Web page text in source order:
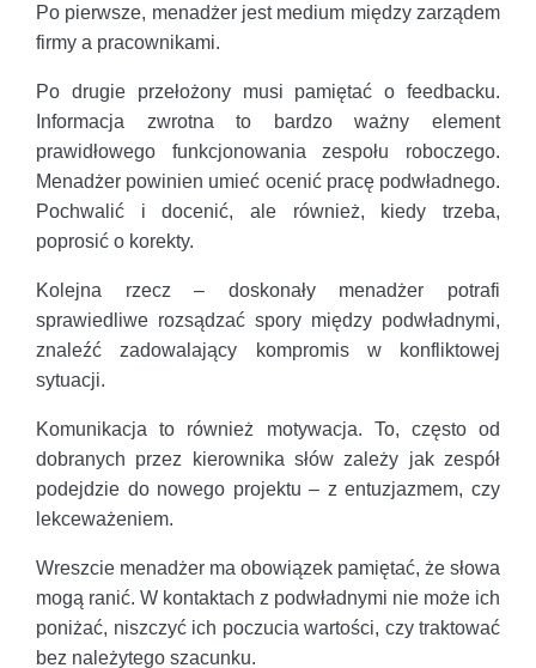
Po pierwsze, menadżer jest medium między zarządem
firmy a pracownikami.
Po drugie przełożony musi pamiętać o feedbacku.
Informacja zwrotna to bardzo ważny element
prawidłowego funkcjonowania zespołu roboczego.
Menadżer powinien umieć ocenić pracę podwładnego.
Pochwalić i docenić, ale również, kiedy trzeba,
poprosić o korekty.
Kolejna rzecz – doskonały menadżer potrafi
sprawiedliwe rozsądzać spory między podwładnymi,
znaleźć zadowalający kompromis w konfliktowej
sytuacji.
Komunikacja to również motywacja. To, często od
dobranych przez kierownika słów zależy jak zespół
podejdzie do nowego projektu – z entuzjazmem, czy
lekceważeniem.
Wreszcie menadżer ma obowiązek pamiętać, że słowa
mogą ranić. W kontaktach z podwładnymi nie może ich
poniżać, niszczyć ich poczucia wartości, czy traktować
bez należytego szacunku.